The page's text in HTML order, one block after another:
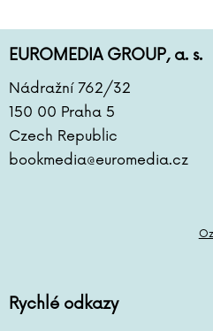
EUROMEDIA GROUP, a. s.
Nádražní 762/32
150 00 Praha 5
Czech Republic
bookmedia@euromedia.cz
Rychlé odkazy